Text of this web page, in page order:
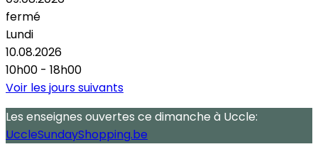
fermé
Lundi
10.08.2026
10h00 - 18h00
Voir les jours suivants
Les enseignes ouvertes ce dimanche à Uccle:
UccleSundayShopping.be